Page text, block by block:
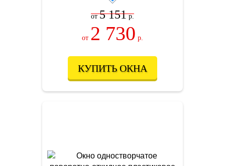
от5 151р.
от 2 730 р.
КУПИТЬ ОКНА